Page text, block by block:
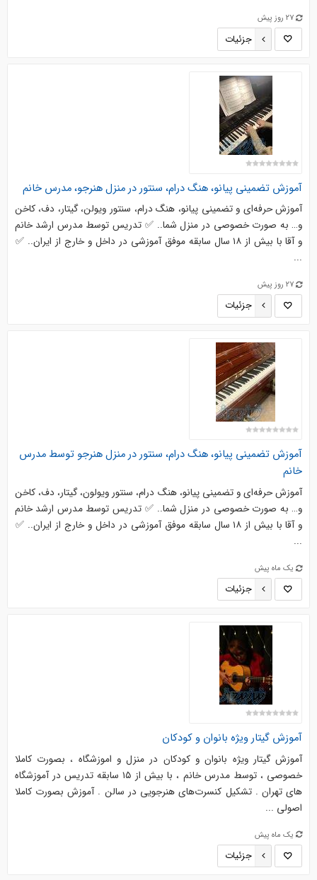
27 روز پیش
جزئیات
آموزش تضمینی پیانو، هنگ درام، سنتور در منزل هنرجو، مدرس خانم
آموزش حرفه‌ای و تضمینی پیانو، هنگ درام، سنتور ویولن، گیتار، دف، کاخن
و… به‌ صورت خصوصی در منزل شما.. ✅ تدریس توسط مدرس ارشد خانم
و آقا با بیش از ۱۸ سال سابقه موفق آموزشی در داخل و خارج از ایران.. ✅
...
27 روز پیش
جزئیات
آموزش تضمینی پیانو، هنگ درام، سنتور در منزل هنرجو توسط مدرس
خانم
آموزش حرفه‌ای و تضمینی پیانو، هنگ درام، سنتور ویولون، گیتار، دف، کاخن
و… به‌ صورت خصوصی در منزل شما.. ✅ تدریس توسط مدرس ارشد خانم
و آقا با بیش از ۱۸ سال سابقه موفق آموزشی در داخل و خارج از ایران.. ✅
...
یک ماه پیش
جزئیات
آموزش گیتار ویژه بانوان و کودکان
آموزش گیتار ویژه بانوان و کودکان در منزل و اموزشگاه ، بصورت کاملا
خصوصی ، توسط مدرس خانم ، با بیش از ۱۵ سابقه تدریس در آموزشگاه
های تهران . تشکیل کنسرت‌های هنرجویی در سالن . آموزش بصورت کاملا
اصولی ...
یک ماه پیش
جزئیات